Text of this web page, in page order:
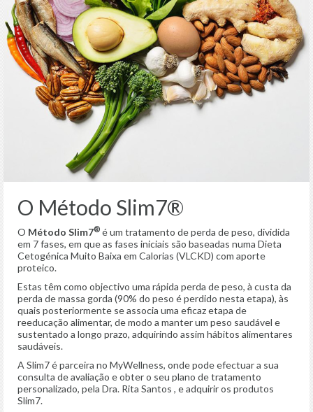
O Método Slim7®
O Método Slim7® é um tratamento de perda de peso, dividida
em 7 fases, em que as fases iniciais são baseadas numa Dieta
Cetogénica Muito Baixa em Calorias (VLCKD) com aporte
proteico.
Estas têm como objectivo uma rápida perda de peso, à custa da
perda de massa gorda (90% do peso é perdido nesta etapa), às
quais posteriormente se associa uma eficaz etapa de
reeducação alimentar, de modo a manter um peso saudável e
sustentado a longo prazo, adquirindo assim hábitos alimentares
saudáveis.
A Slim7 é parceira no MyWellness, onde pode efectuar a sua
consulta de avaliação e obter o seu plano de tratamento
personalizado, pela Dra. Rita Santos , e adquirir os produtos
Slim7.